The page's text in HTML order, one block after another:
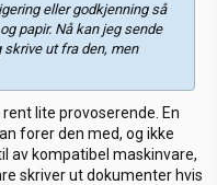
eller godkjenning så
papir. Nå kan jeg sende
ut fra den, men
lite provoserende. En
forer den med, og ikke
av kompatibel maskinvare,
skriver ut dokumenter hvis